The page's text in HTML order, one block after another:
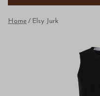
Bestel
Home Elsy Jurk